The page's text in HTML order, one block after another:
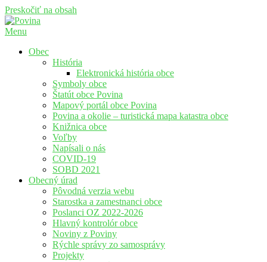
Preskočiť na obsah
Menu
Obec
História
Elektronická história obce
Symboly obce
Štatút obce Povina
Mapový portál obce Povina
Povina a okolie – turistická mapa katastra obce
Knižnica obce
Voľby
Napísali o nás
COVID-19
SOBD 2021
Obecný úrad
Pôvodná verzia webu
Starostka a zamestnanci obce
Poslanci OZ 2022-2026
Hlavný kontrolór obce
Noviny z Poviny
Rýchle správy zo samosprávy
Projekty